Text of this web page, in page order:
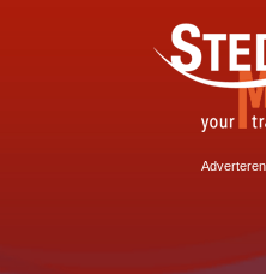
Adverteren